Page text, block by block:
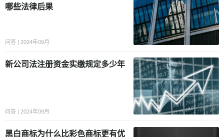
哪些法律后果
问答 | 2024年09月
新公司法注册资金实缴规定多少年
问答 | 2024年09月
黑白商标为什么比彩色商标更有优